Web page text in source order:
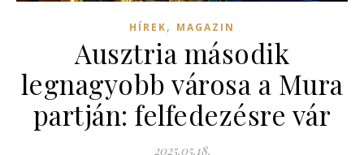
HÍREK, MAGAZIN
Ausztria második
legnagyobb városa a Mura
partján: felfedezésre vár
2025.05.18.